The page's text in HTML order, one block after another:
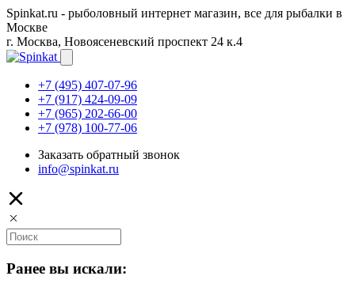
Spinkat.ru - рыболовный интернет магазин, все для рыбалки в
Москве
г. Москва, Новоясеневский проспект 24 к.4
+7 (495) 407-07-96
+7 (917) 424-09-09
+7 (965) 202-66-00
+7 (978) 100-77-06
Заказать обратный звонок
info@spinkat.ru
Ранее вы искали: